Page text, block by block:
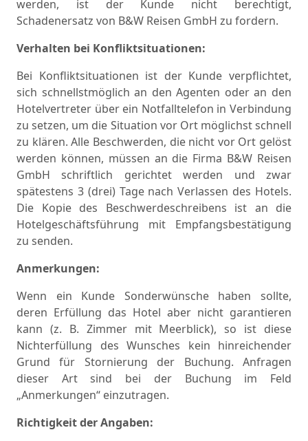
werden, ist der Kunde nicht berechtigt,
Schadenersatz von B&W Reisen GmbH zu fordern.
Verhalten bei Konfliktsituationen:
Bei Konfliktsituationen ist der Kunde verpflichtet,
sich schnellstmöglich an den Agenten oder an den
Hotelvertreter über ein Notfalltelefon in Verbindung
zu setzen, um die Situation vor Ort möglichst schnell
zu klären. Alle Beschwerden, die nicht vor Ort gelöst
werden können, müssen an die Firma B&W Reisen
GmbH schriftlich gerichtet werden und zwar
spätestens 3 (drei) Tage nach Verlassen des Hotels.
Die Kopie des Beschwerdeschreibens ist an die
Hotelgeschäftsführung mit Empfangsbestätigung
zu senden.
Anmerkungen:
Wenn ein Kunde Sonderwünsche haben sollte,
deren Erfüllung das Hotel aber nicht garantieren
kann (z. B. Zimmer mit Meerblick), so ist diese
Nichterfüllung des Wunsches kein hinreichender
Grund für Stornierung der Buchung. Anfragen
dieser Art sind bei der Buchung im Feld
„Anmerkungen“ einzutragen.
RichtigkeitderAngaben: